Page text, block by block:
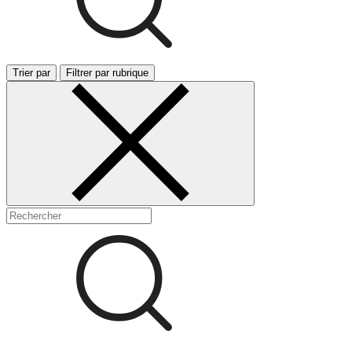
Trier par Filtrer par rubrique